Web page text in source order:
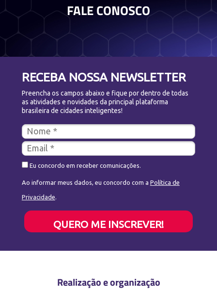
FALE CONOSCO
RECEBA NOSSA NEWSLETTER
Preencha os campos abaixo e fique por dentro de todas
as atividades e novidades da principal plataforma
brasileira de cidades inteligentes!
Eu concordo em receber comunicações.
Ao informar meus dados, eu concordo com a Política de
Privacidade
QUERO ME INSCREVER!
Realização e organização